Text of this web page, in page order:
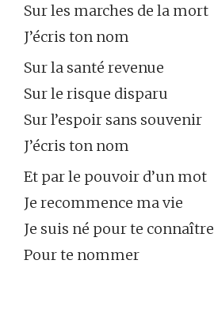
Sur les marches de la mort
J’écris ton nom
Sur la santé revenue
Sur le risque disparu
Sur l’espoir sans souvenir
J’écris ton nom
Et par le pouvoir d’un mot
Je recommence ma vie
Je suis né pour te connaître
Pour te nommer